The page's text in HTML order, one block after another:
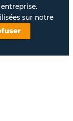
sur notre